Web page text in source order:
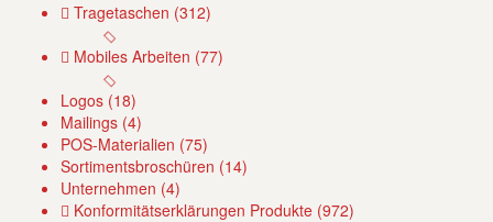
Tragetaschen (312)
Mobiles Arbeiten (77)
Logos (18)
Mailings (4)
POS-Materialien (75)
Sortimentsbroschüren (14)
Unternehmen (4)
Konformitätserklärungen Produkte (972)